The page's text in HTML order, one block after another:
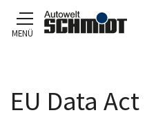
MENÜ
EU Data Act